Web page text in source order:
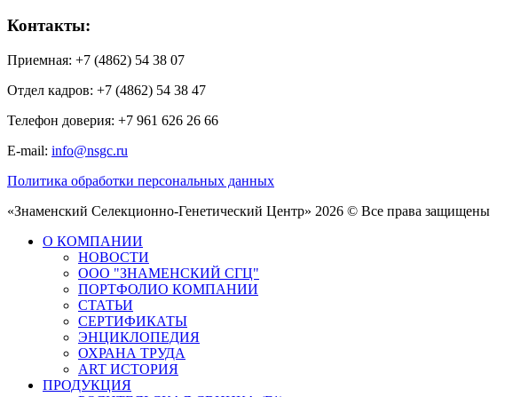
Контакты:
Приемная: +7 (4862) 54 38 07
Отдел кадров: +7 (4862) 54 38 47
Телефон доверия: +7 961 626 26 66
E-mail: info@nsgc.ru
Политика обработки персональных данных
«Знаменский Селекционно-Генетический Центр» 2026 © Все права защищены
О КОМПАНИИ
НОВОСТИ
ООО "ЗНАМЕНСКИЙ СГЦ"
ПОРТФОЛИО КОМПАНИИ
СТАТЬИ
СЕРТИФИКАТЫ
ЭНЦИКЛОПЕДИЯ
ОХРАНА ТРУДА
ART ИСТОРИЯ
ПРОДУКЦИЯ